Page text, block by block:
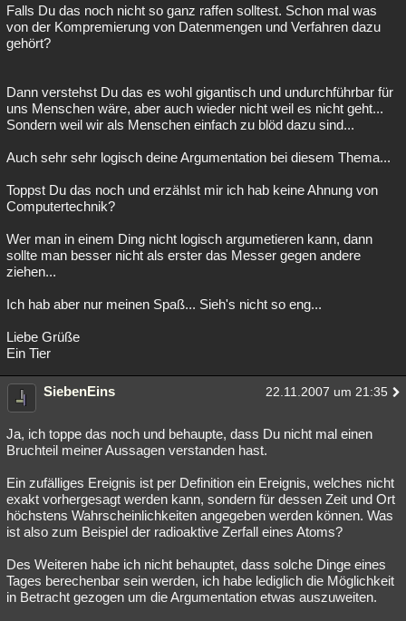
Falls Du das noch nicht so ganz raffen solltest. Schon mal was
von der Kompremierung von Datenmengen und Verfahren dazu
gehört?
Dann verstehst Du das es wohl gigantisch und undurchführbar für
uns Menschen wäre, aber auch wieder nicht weil es nicht geht...
Sondern weil wir als Menschen einfach zu blöd dazu sind...
Auch sehr sehr logisch deine Argumentation bei diesem Thema...
Toppst Du das noch und erzählst mir ich hab keine Ahnung von
Computertechnik?
Wer man in einem Ding nicht logisch argumetieren kann, dann
sollte man besser nicht als erster das Messer gegen andere
ziehen...
Ich hab aber nur meinen Spaß... Sieh's nicht so eng...
Liebe Grüße
Ein Tier
SiebenEins 22.11.2007 um 21:35
Ja, ich toppe das noch und behaupte, dass Du nicht mal einen
Bruchteil meiner Aussagen verstanden hast.
Ein zufälliges Ereignis ist per Definition ein Ereignis, welches nicht
exakt vorhergesagt werden kann, sondern für dessen Zeit und Ort
höchstens Wahrscheinlichkeiten angegeben werden können. Was
ist also zum Beispiel der radioaktive Zerfall eines Atoms?
Des Weiteren habe ich nicht behauptet, dass solche Dinge eines
Tages berechenbar sein werden, ich habe lediglich die Möglichkeit
in Betracht gezogen um die Argumentation etwas auszuweiten.